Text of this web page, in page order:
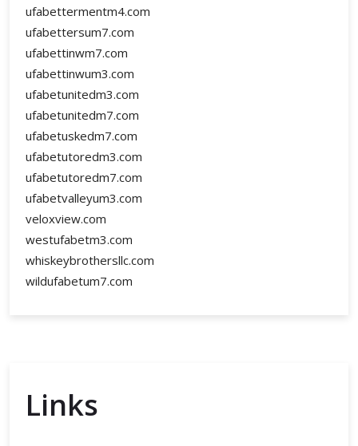
ufabettermentm4.com
ufabettersum7.com
ufabettinwm7.com
ufabettinwum3.com
ufabetunitedm3.com
ufabetunitedm7.com
ufabetuskedm7.com
ufabetutoredm3.com
ufabetutoredm7.com
ufabetvalleyum3.com
veloxview.com
westufabetm3.com
whiskeybrothersllc.com
wildufabetum7.com
Links